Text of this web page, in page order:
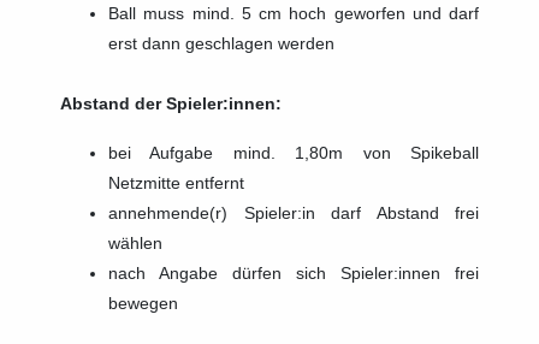
Ball muss mind. 5 cm hoch geworfen und darf
erst dann geschlagen werden
Abstand der Spieler:innen:
bei Aufgabe mind. 1,80m von Spikeball
Netzmitte entfernt
annehmende(r) Spieler:in darf Abstand frei
wählen
nach Angabe dürfen sich Spieler:innen frei
bewegen